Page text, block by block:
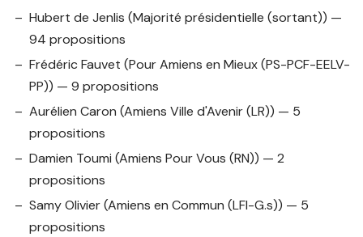
Hubert de Jenlis (Majorité présidentielle (sortant)) —
94 propositions
Frédéric Fauvet (Pour Amiens en Mieux (PS-PCF-EELV-
PP)) — 9 propositions
Aurélien Caron (Amiens Ville d'Avenir (LR)) — 5
propositions
Damien Toumi (Amiens Pour Vous (RN)) — 2
propositions
Samy Olivier(Amiens en Commun (LFI-G.s)) — 5
propositions